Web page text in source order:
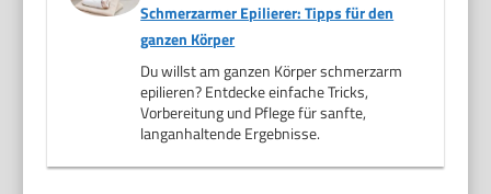
Schmerzarmer Epilierer: Tipps für den
ganzen Körper
Du willst am ganzen Körper schmerzarm
epilieren? Entdecke einfache Tricks,
Vorbereitung und Pflege für sanfte,
langanhaltende Ergebnisse.